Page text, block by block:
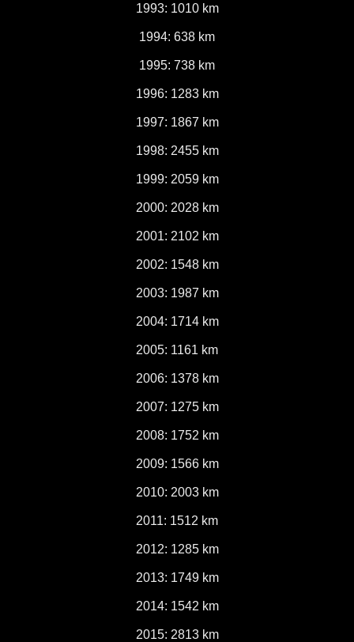
1993: 1010 km
1994: 638 km
1995: 738 km
1996: 1283 km
1997: 1867 km
1998: 2455 km
1999: 2059 km
2000: 2028 km
2001: 2102 km
2002: 1548 km
2003: 1987 km
2004: 1714 km
2005: 1161 km
2006: 1378 km
2007: 1275 km
2008: 1752 km
2009: 1566 km
2010: 2003 km
2011: 1512 km
2012: 1285 km
2013: 1749 km
2014: 1542 km
2015: 2813 km